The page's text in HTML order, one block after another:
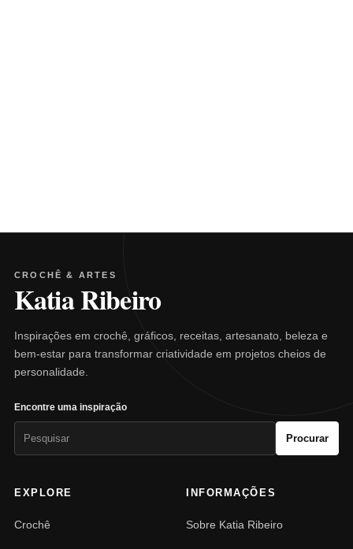
CROCHÊ & ARTES
Katia Ribeiro
Inspirações em crochê, gráficos, receitas, artesanato, beleza e
bem-estar para transformar criatividade em projetos cheios de
personalidade.
Encontre uma inspiração
Procurar
EXPLORE
Crochê
INFORMAÇÕES
Sobre Katia Ribeiro